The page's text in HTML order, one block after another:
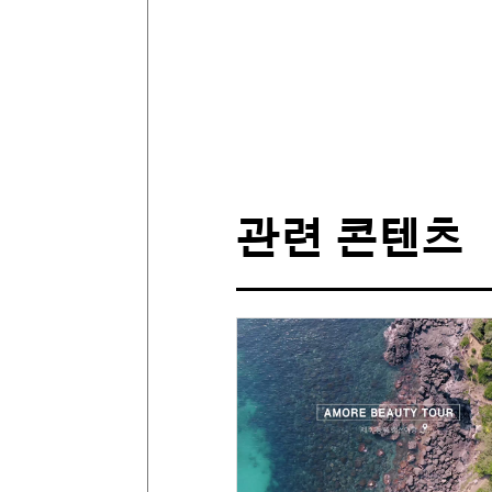
관련 콘텐츠